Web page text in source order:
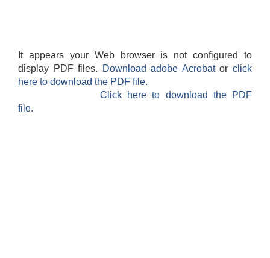
It appears your Web browser is not configured to
display PDF files.
Download adobe Acrobatorclick
here to download the PDF file.
Click here to download the PDF
file.